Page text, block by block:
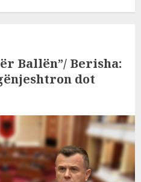
Ballën”/ Berisha:
dot